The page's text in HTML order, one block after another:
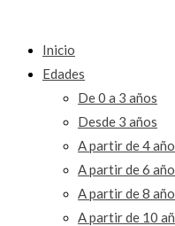
Inicio
Edades
De 0 a 3 años
Desde 3 años
A partir de 4
A partir de 6
A partir de 8
A partir de 10